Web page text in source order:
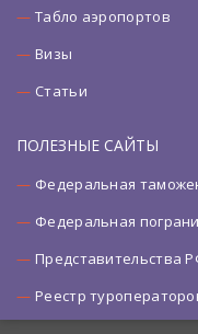
Табло аэропортов
Визы
Статьи
ПОЛЕЗНЫЕ САЙТЫ
Федеральная
Федеральная
Представительства
Реестр